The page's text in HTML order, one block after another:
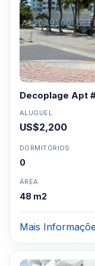
Decoplage Apt
ALUGUEL
US$2,200
DORMITÓRIOS
0
ÁREA
48 m2
Mais